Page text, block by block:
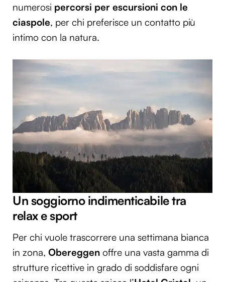
numerosi percorsi per escursioni con le
ciaspole, per chi preferisce un contatto più
intimo con la natura.
Un soggiorno indimenticabile tra
relax e sport
Per chi vuole trascorrere una settimana bianca
in zona, Obereggen offre una vasta gamma di
strutture ricettive in grado di soddisfare ogni